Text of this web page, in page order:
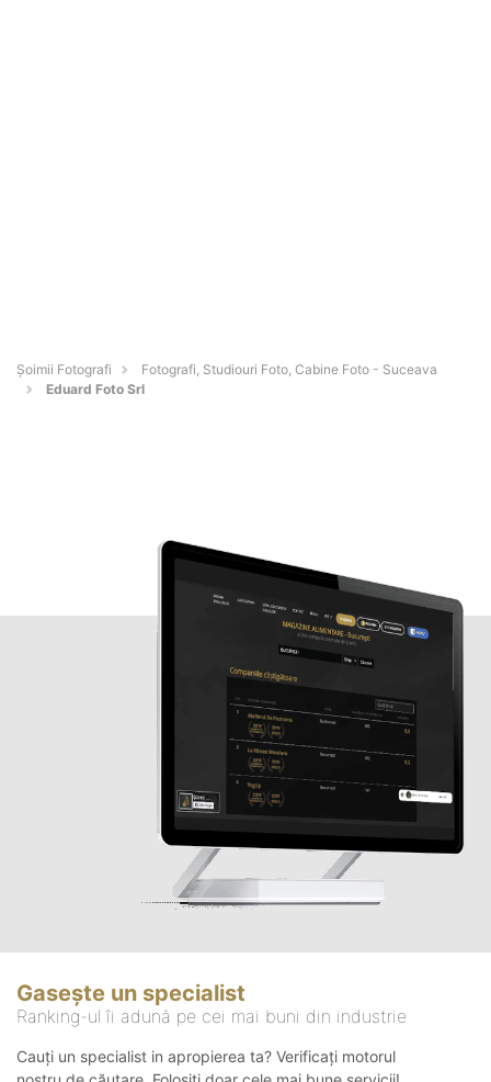
Șoimii Fotografi
Fotografi, Studiouri Foto, Cabine Foto - Suceava
Eduard Foto Srl
Gasește un specialist
Ranking-ul îi adună pe cei mai buni din industrie
Cauți un specialist in apropierea ta? Verificați motorul